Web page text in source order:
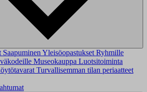
Saapuminen Yleisöopastukset Ryhmille
Museokauppa Luotsitoiminta
Turvallisemman tilan periaatteet